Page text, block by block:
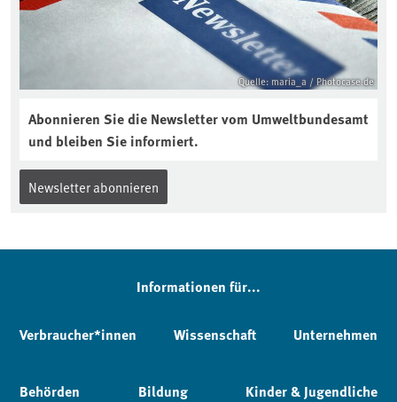
Quelle: maria_a / Photocase.de
Abonnieren Sie die Newsletter vom Umweltbundesamt
und bleiben Sie informiert.
Newsletter abonnieren
Informationen für...
Verbraucher*innen Wissenschaft Unternehmen
Behörden Bildung Kinder & Jugendliche